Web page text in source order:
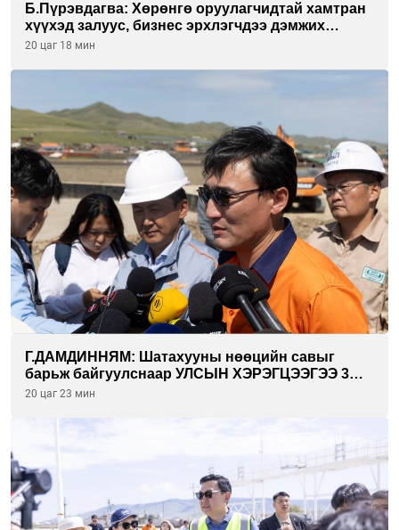
Б.Пүрэвдагва: Хөрөнгө оруулагчидтай хамтран
хүүхэд залуус, бизнес эрхлэгчдээ дэмжих
инкубатор төвүүдийг хотын захын
20 цаг 18 мин
Г.ДАМДИННЯМ: Шатахууны нөөцийн савыг
барьж байгуулснаар УЛСЫН ХЭРЭГЦЭЭГЭЭ 3
САРААР НӨӨЦЛӨДӨГ болно
20 цаг 23 мин